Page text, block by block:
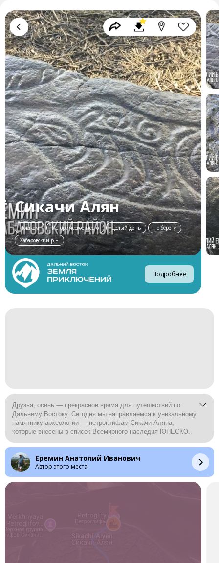
Сикачи Алян
Пешком Историческое место Целый день
По берегу
Хабаровский р-н
Подробнее
Друзья, осень — прекрасное время для путешествий по
Дальнему Востоку. Сегодня мы направляемся к уникальному
памятнику археологии — петроглифам Сикачи-Аляна,
которые внесены в список Всемирного наследия ЮНЕСКО.
рисунков.
Небольшое нанайское село Сикачи-Алян, куда мы добрались
на машине, расположено в 60 километрах от Хабаровска.
Оно является одним из признанных центров
также оценить красоту подлинного наскального искусства. А
ещё — в очередной раз насладиться природой и пейзажами
могучей реки Амур.
Рисунки находятся на скальных обломках внизу по течению.
Еремин Анатолий Иванович
Автор этого места